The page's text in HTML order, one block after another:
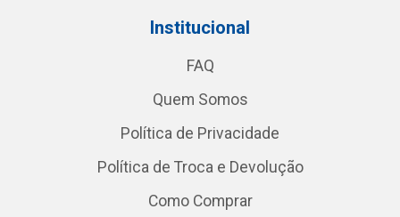
Institucional
FAQ
Quem Somos
Política de Privacidade
Política de Troca e Devolução
Como Comprar